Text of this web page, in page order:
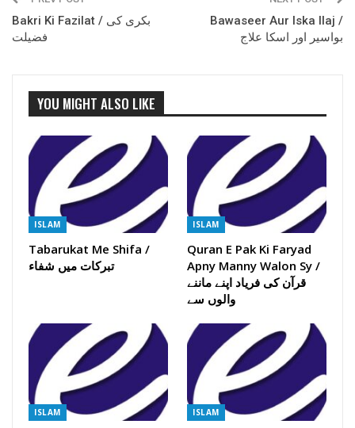
Bakri Ki Fazilat / بکری کی
فضیلت
Bawaseer Aur Iska Ilaj /
بواسیر اور اسکا علاج
YOU MIGHT ALSO LIKE
ISLAM
Tabarukat Me Shifa /
تبرکات میں شفاء
ISLAM
Quran E Pak Ki Faryad
Apny Manny Walon Sy /
قرآن کی فریاد اپنے ماننے
والوں سے
ISLAM ISLAM